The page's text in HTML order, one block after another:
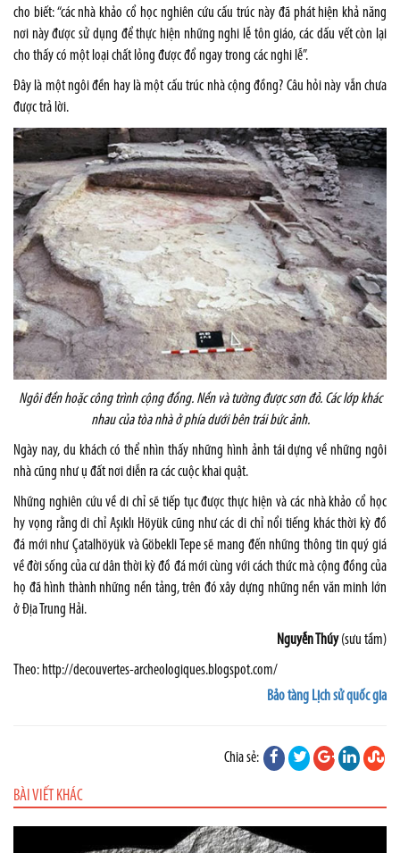
cho biết: “các nhà khảo cổ học nghiên cứu cấu trúc này đã phát hiện khả năng
nơi này được sử dụng để thực hiện những nghi lễ tôn giáo, các dấu vết còn lại
cho thấy có một loại chất lỏng được đổ ngay trong các nghi lễ”.
Đây là một ngôi đền hay là một cấu trúc nhà cộng đồng? Câu hỏi này vẫn chưa
được trả lời.
Ngôi đền hoặc công trình cộng đồng. Nền và tường được sơn đỏ. Các lớp khác
nhau của tòa nhà ở phía dưới bên trái bức ảnh.
Ngày nay, du khách có thể nhìn thấy những hình ảnh tái dựng về những ngôi
nhà cũng như ụ đất nơi diễn ra các cuộc khai quật.
Những nghiên cứu về di chỉ sẽ tiếp tục được thực hiện và các nhà khảo cổ học
hy vọng rằng di chỉ Aşıklı Höyük cũng như các di chỉ nổi tiếng khác thời kỳ đồ
đá mới như Çatalhöyük và Göbekli Tepe sẽ mang đến những thông tin quý giá
về đời sống của cư dân thời kỳ đồ đá mới cùng với cách thức mà cộng đồng của
họ đã hình thành những nền tảng, trên đó xây dựng những nền văn minh lớn
ở Địa Trung Hải.
Nguyễn Thúy(sưu tầm)
Theo: http://decouvertes-archeologiques.blogspot.com/
Bảo tàng Lịch sử quốc gia
Chia sẻ:
BÀI VIẾT KHÁC